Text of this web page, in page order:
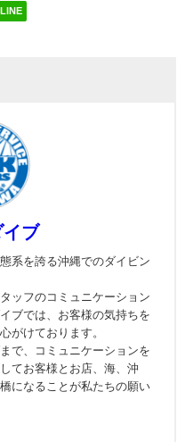
LINE
イブ
系を誇る沖縄でのダイビン
ッフのコミュニケーション
ブでは、お客様の気持ちを
がけております。
で、コミュニケーションを
てお客様とお店、海、沖
になることが私たちの願い